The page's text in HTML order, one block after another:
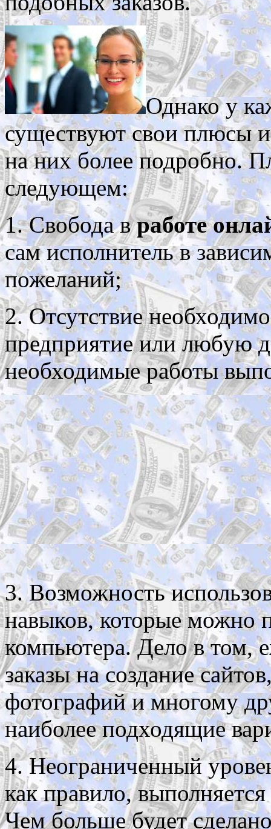
Однако у
существуют свои плюсы
на них более подробно.
следующем:
1. Свобода вработе
сам исполнитель в
пожеланий;
2. Отсутствие
предприятие или любую
необходимые работы
3. Возможность
навыков, которые можно
компьютера. Дело в том,
заказы на создание
фотографий и многому
наиболее подходящие
4. Неограниченный
как правило,
Чем больше будет